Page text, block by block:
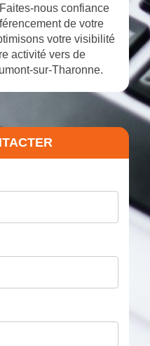
nous confiance
de votre
votre visibilité
activité vers de
sur-Tharonne.